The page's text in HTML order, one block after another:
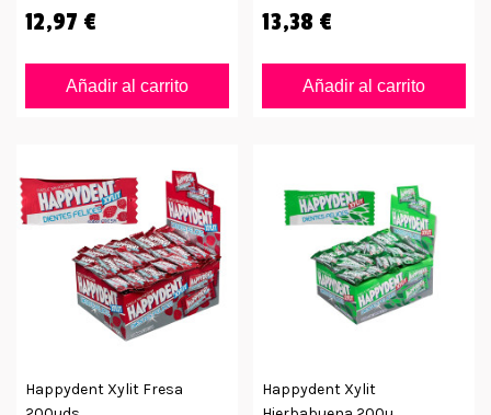
12,97 €
Añadir al carrito
13,38 €
Añadir al carrito
Happydent Xylit Fresa
Happydent Xylit